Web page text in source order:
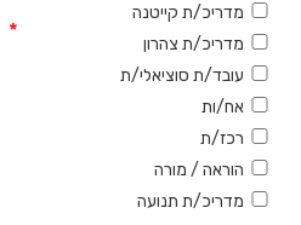
מדריכ/ת קייטנה
מדריכ/ת צהרון
עובד/ת סוציאלי/ת
אח/ות
רכז/ת
הוראה / מורה
מדריכ/ת תנועה
*